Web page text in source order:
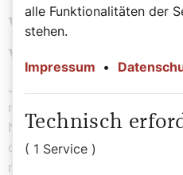
Welche Rolle spielt
wenn es um
Jede Erkenntnis, nicht nur
mehr, dass Tiere uns zum
Natürlich ist nicht alles
oder Delfin ist natürlich
nicht nur danach suchen,
alle Funktionalitäten der
stehen.
Impressum •
Technisch
( 1 Service )